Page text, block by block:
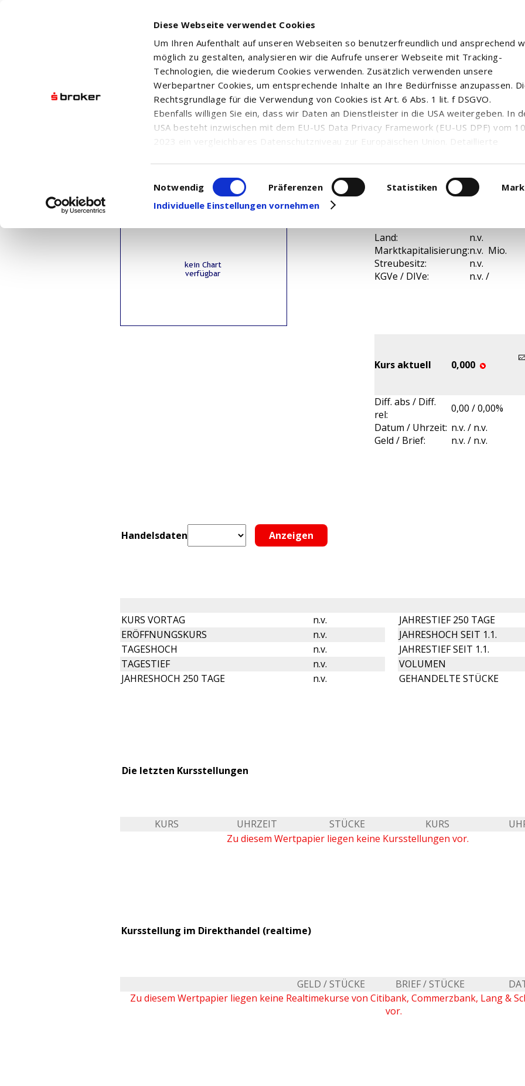
Diese Webseite verwendet Cookies
Um Ihren Aufenthalt auf unseren Webseiten so benutzerfreundlich und ansprechend
möglich zu gestalten, analysieren wir die Aufrufe unserer Webseite mit Tracking-
Technologien, die wiederum Cookies verwenden. Zusätzlich verwenden unsere
Werbepartner Cookies, um entsprechende Inhalte an Ihre Bedürfnisse anzupassen.
Rechtsgrundlage für die Verwendung von Cookies ist Art. 6 Abs. 1 lit. f DSGVO.
Ebenfalls willigen Sie ein, dass wir Daten an Dienstleister in die USA weitergeben. In
USA besteht inzwischen mit dem EU-US Data Privacy Framework (EU-US DPF) vom
2023 ein vergleichbares Datenschutzniveau zur Europäischen Union. Detaillierte
in den USA, finden Sie auf unserer Seite zumDatenschutz. Dort können Sie Ihre
Einwilligung auch jederzeit widerrufen oder anpassen.
Einwilligungsauswahl
Notwendig Präferenzen Statistiken
Individuelle Einstellungen vornehmen
Land:
n.v.
Marktkapitalisierung:n.v. Mio.
Streubesitz:
n.v.
KGVe / DIVe:
n.v. /
Kurs aktuell 0,000
Diff. abs / Diff.
rel:
0,00 / 0,00%
Datum / Uhrzeit: n.v. / n.v.
Geld / Brief:
n.v. / n.v.
Handelsdaten
KURS VORTAG n.v. JAHRESTIEF 250 TAGE
ERÖFFNUNGSKURS
n.v. JAHRESHOCH SEIT 1.1.
TAGESHOCH
n.v. JAHRESTIEF SEIT 1.1.
TAGESTIEF
n.v. VOLUMEN
JAHRESHOCH 250 TAGE
n.v. GEHANDELTE STÜCKE
Die letzten Kursstellungen
KURS UHRZEIT STÜCKE KURS
Zu diesem Wertpapier liegen keine Kursstellungen vor.
Kursstellung im Direkthandel (realtime)
GELD / STÜCKE BRIEF / STÜCKE
Zu diesem Wertpapier liegen keine Realtimekurse von Citibank, Commerzbank, Lang &
vor.